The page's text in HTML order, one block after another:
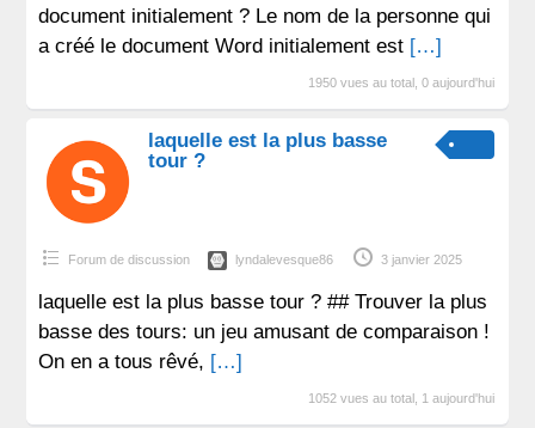
document initialement ? Le nom de la personne qui
a créé le document Word initialement est […]
1950 vues au total, 0 aujourd'hui
laquelle est la plus basse
tour ?
Forum de discussion lyndalevesque86 3 janvier 2025
laquelle est la plus basse tour ? ## Trouver la plus
basse des tours: un jeu amusant de comparaison !
On en a tous rêvé, […]
1052 vues au total, 1 aujourd'hui